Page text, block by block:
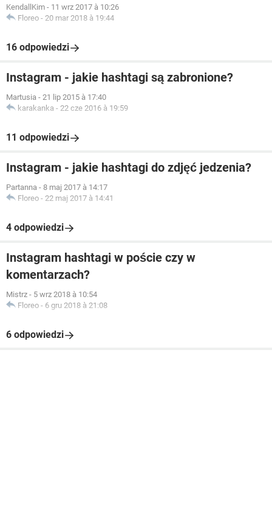
KendallKim - 11 wrz 2017 à 10:26
Floreo - 20 mar 2018 à 19:44
16 odpowiedzi
Instagram - jakie hashtagi są zabronione?
Martusia - 21 lip 2015 à 17:40
karakanka - 22 cze 2016 à 19:59
11 odpowiedzi
Instagram - jakie hashtagi do zdjęć jedzenia?
Partanna - 8 maj 2017 à 14:17
Floreo - 22 maj 2017 à 14:41
4 odpowiedzi
Instagram hashtagi w poście czy w
komentarzach?
Mistrz - 5 wrz 2018 à 10:54
Floreo - 6 gru 2018 à 21:08
6 odpowiedzi